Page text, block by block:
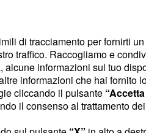
di
da parte di
dei commenti al
che non fosse per
visto che si era
un vestito fin troppo
con Conti avesse
di tracciamento per fornirti
traffico. Raccogliamo e
informazioni sul tuo
informazioni che hai fornito
cliccando il pulsante
il consenso al trattamento